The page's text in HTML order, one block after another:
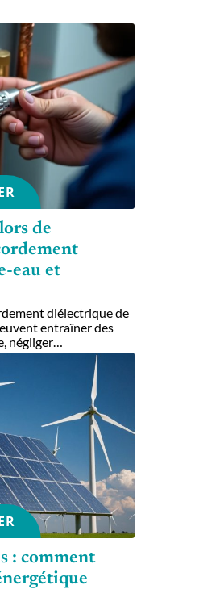
de
eau et
diélectrique de
entraîner des
négliger…
: comment